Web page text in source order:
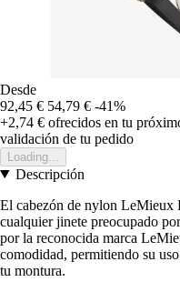
Desde
92,45 € 54,79 € -41%
+2,74 € ofrecidos en tu
validación de tu pedido
Loading...
Descripción
El cabezón de nylon LeMieux
cualquier jinete preocupado
por la reconocida marca
comodidad, permitiendo su
tu montura.